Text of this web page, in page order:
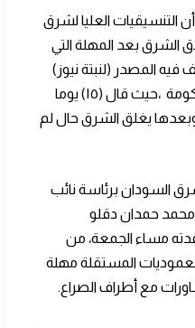
التنسيقيات العليا لشرق
الشرق بعد المهلة التي
المصدر (لنبتة نيوز)
المهلة الجديدة التي منحوها للحكومة ،حيث قال (١٥) يوما
يغلق الشرق حال لم
السودان برئاسة نائب
محمد حمدان دقلو
مساء الجمعة، من
المستقلة مهلة
مع أطراف الصراع.